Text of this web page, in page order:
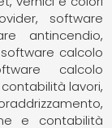
software
antincendio
software calcolo
calcolo
lavori
e contabilità